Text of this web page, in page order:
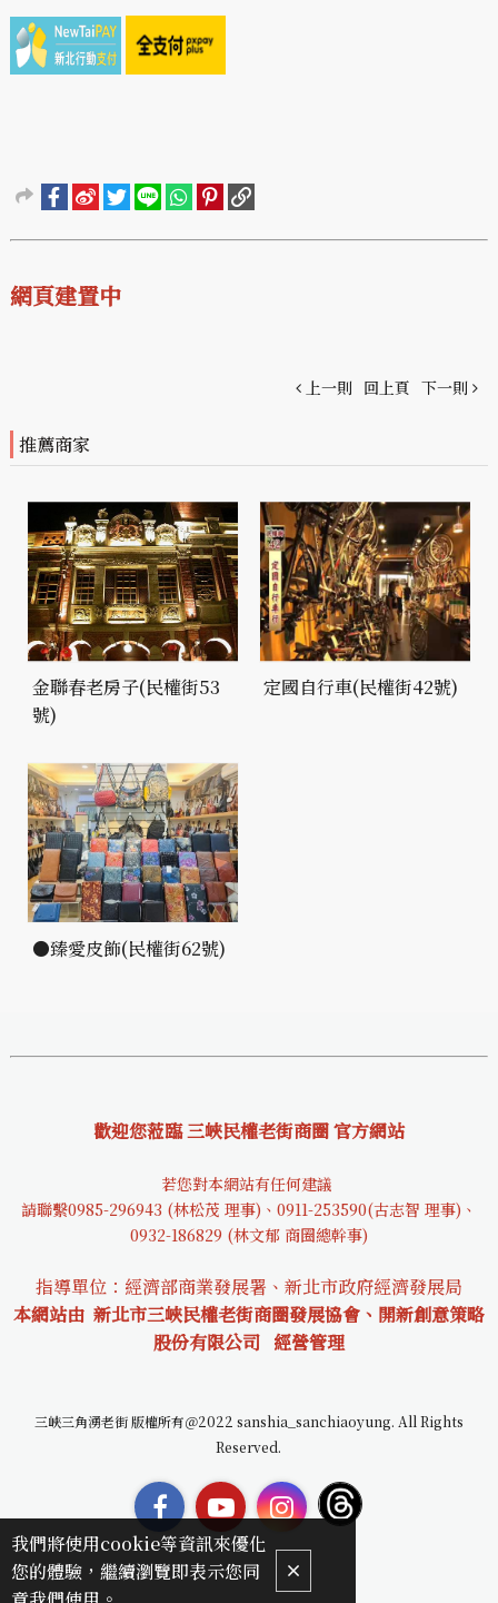
網頁建置中
上一則 回上頁 下一則
推薦商家
金聯春老房子(民權街53
號)
定國自行車(民權街42號)
●臻愛皮飾(民權街62號)
歡迎您蒞臨 三峽民權老街商圈 官方網站
若您對本網站有任何建議
請聯繫0985-296943 (林松茂 理事)、0911-253590(古志智 理事)、
0932-186829 (林文郁 商圈總幹事)
指導單位：經濟部商業發展署、新北市政府經濟發展局
本網站由 新北市三峽民權老街商圈發展協會、開新創意策略
股份有限公司 經營管理
三峽三角湧老街 版權所有＠2022 sanshia_sanchiaoyung. All Rights
Reserved.
我們將使用cookie等資訊來優化
您的體驗，繼續瀏覽即表示您同